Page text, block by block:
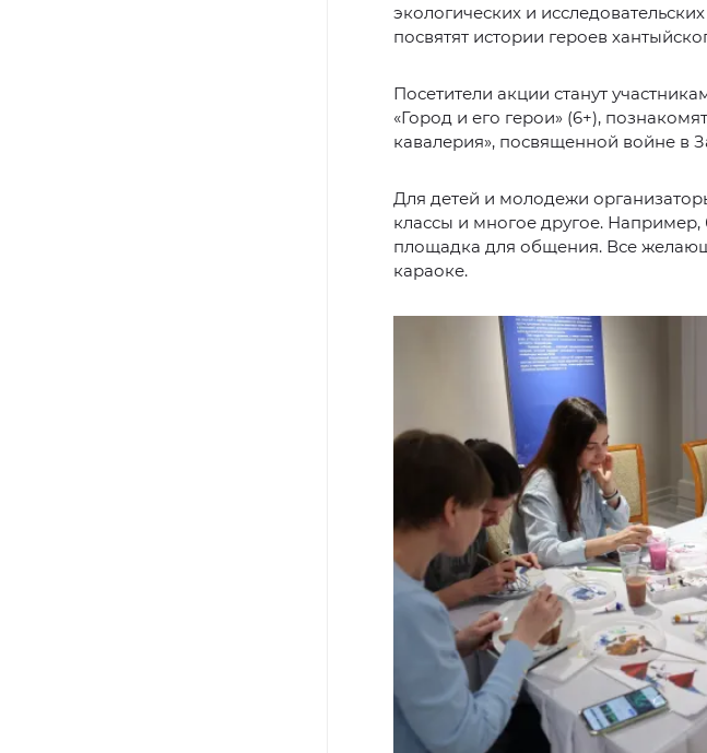
экологических и
посвятят истории героев
Посетители акции станут
«Город и его герои» (6+),
кавалерия», посвященной войне в
Для детей и молодежи
классы и многое другое. Например,
площадка для общения. Все
караоке.